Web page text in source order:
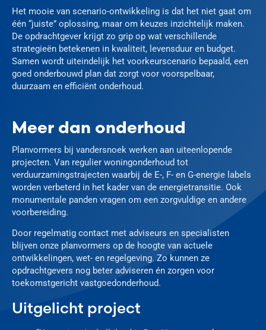
Het mooie van scenario-ontwikkeling is dat het niet gaat om
één “juiste” oplossing, maar om keuzes inzichtelijk maken.
De opdrachtgever krijgt zo grip op wat verschillende
strategieën betekenen in kwaliteit, levensduur en budget.
Samen wordt uiteindelijk het voorkeurscenario bepaald, een
goed onderbouwd plan dat zorgt voor voorspelbaar,
duurzaam en efficiënt onderhoud.
Meer dan onderhoud
Planvormers bij vandersnoek werken aan uiteenlopende
projecten. Van regulier woningonderhoud tot
verduurzamingstrajecten waarbij de E-, F- en G-energie labels
worden verbeterd in het kader van de energietransitie. Ook
monumentale panden vragen om een zorgvuldige en andere
voorbereiding.
Door regelmatig contact met adviseurs en specialisten
blijven onze planvormers op de hoogte van actuele
ontwikkelingen, wet- en regelgeving. Zo kunnen ze
opdrachtgevers nog beter adviseren én zorgen voor
toekomstgericht vastgoedonderhoud.
Uitgelicht project